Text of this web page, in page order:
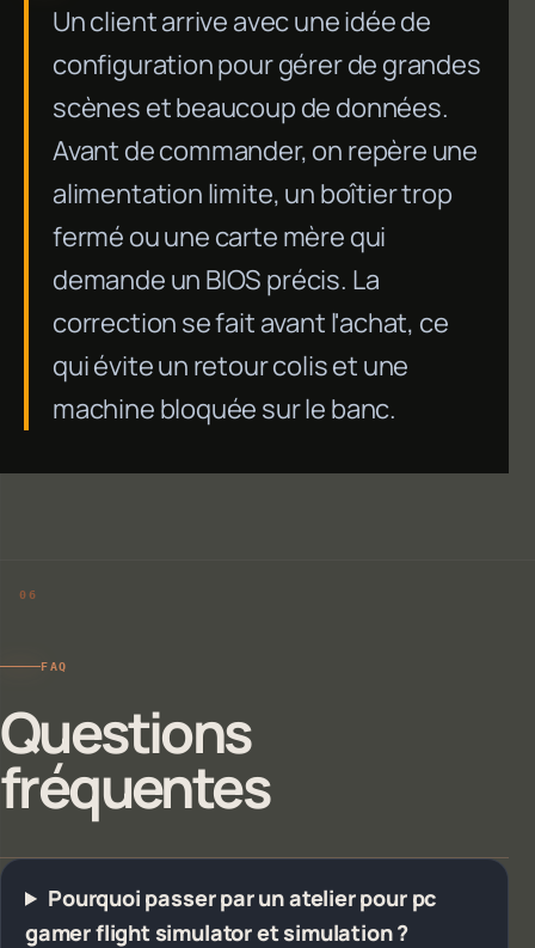
Un client arrive avec une idée de
configuration pour gérer de grandes
scènes et beaucoup de données.
Avant de commander, on repère une
alimentation limite, un boîtier trop
fermé ou une carte mère qui
demande un BIOS précis. La
correction se fait avant l'achat, ce
qui évite un retour colis et une
machine bloquée sur le banc.
FAQ
Questions
fréquentes
Pourquoi passer par un atelier pour pc
gamer flight simulator et simulation ?